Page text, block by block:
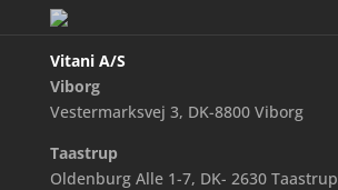
Vitani A/S
Viborg
Vestermarksvej 3, DK-8800 Viborg
Taastrup
Oldenburg Alle 1-7, DK- 2630 Taastrup